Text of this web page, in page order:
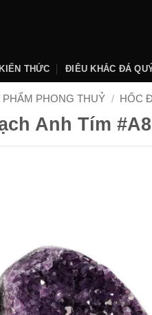
THỨC ĐIÊU KHẮC ĐÁ
PHẨM PHONG THUỶ / HỐC
Anh Tím